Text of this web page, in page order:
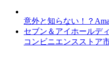
意外と知らない！？
セブン＆アイホールデ
コンビニエンスストア